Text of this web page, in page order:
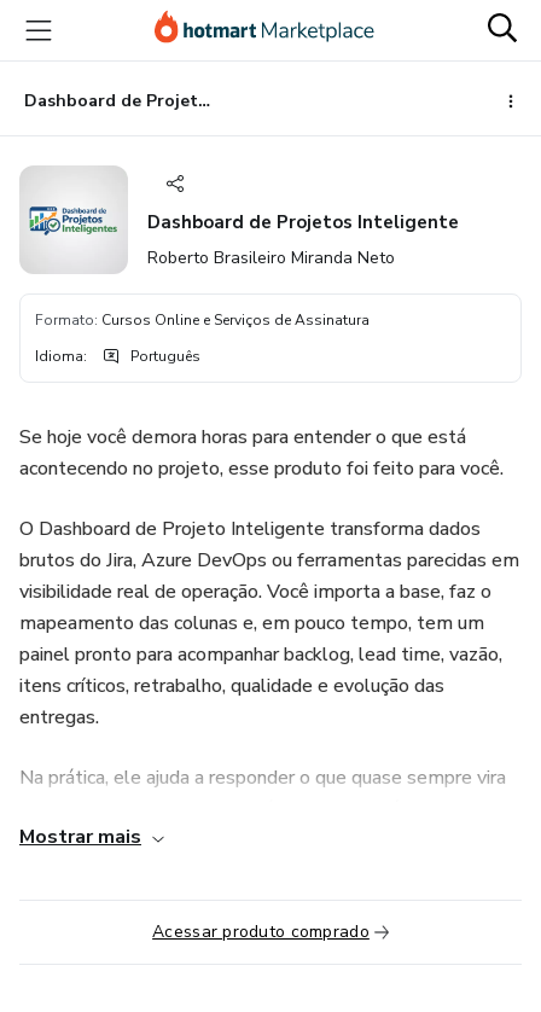
para
conteúdo
principal
para
pagamento
para
rodapé
Dashboard de Projetos Inteligente
Dashboard de Projetos Inteligente
Roberto Brasileiro Miranda Neto
Formato: Cursos Online e Serviços de Assinatura
Idioma: Português
Se hoje você demora horas para entender o que está
acontecendo no projeto, esse produto foi feito para você.
O Dashboard de Projeto Inteligente transforma dados
brutos do Jira, Azure DevOps ou ferramentas parecidas em
visibilidade real de operação. Você importa a base, faz o
mapeamento das colunas e, em pouco tempo, tem um
painel pronto para acompanhar backlog, lead time, vazão,
itens críticos, retrabalho, qualidade e evolução das
entregas.
Na prática, ele ajuda a responder o que quase sempre vira
corrido? Onde estão os gargalos? O backlog está
reagindo à urgência?
O produto já organiza a base, consolida os indicadores e
Mostrar mais
Acessar produto comprado